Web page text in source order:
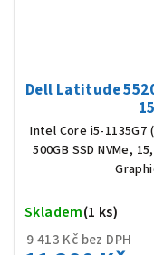
Dell Latitude 5520
Intel Core i5-1135G7
500GB SSD NVMe,
9 413 Kč bez DPH
Skladem(1 ks)